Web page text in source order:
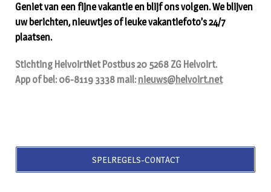
Geniet van een fijne vakantie en blijf ons volgen. We blijven
uw berichten, nieuwtjes of leuke vakantiefoto’s 24/7
plaatsen.
Stichting HelvoirtNet Postbus 20 5268 ZG Helvoirt.
App of bel: 06-8119 3338 mail: nieuws@helvoirt.net
SPELREGELS-CONTACT